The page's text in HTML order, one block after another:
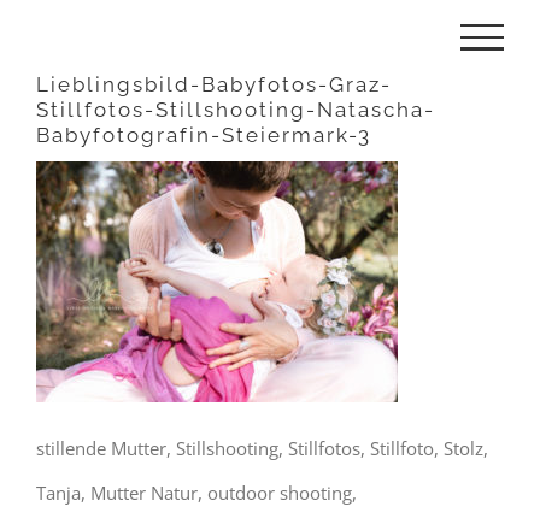
springen
Lieblingsbild-Babyfotos-Graz-
Stillfotos-Stillshooting-Natascha-
Babyfotografin-Steiermark-3
stillende Mutter, Stillshooting, Stillfotos, Stillfoto, Stolz,
Tanja, Mutter Natur, outdoor shooting,